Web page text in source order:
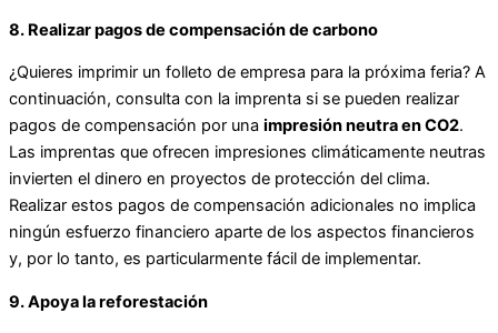
8. Realizar pagos de compensación de carbono
¿Quieres imprimir un folleto de empresa para la próxima feria? A
continuación, consulta con la imprenta si se pueden realizar
pagos de compensación por una impresión neutra en CO2.
Las imprentas que ofrecen impresiones climáticamente neutras
invierten el dinero en proyectos de protección del clima.
Realizar estos pagos de compensación adicionales no implica
ningún esfuerzo financiero aparte de los aspectos financieros
y, por lo tanto, es particularmente fácil de implementar.
9. Apoya la reforestación